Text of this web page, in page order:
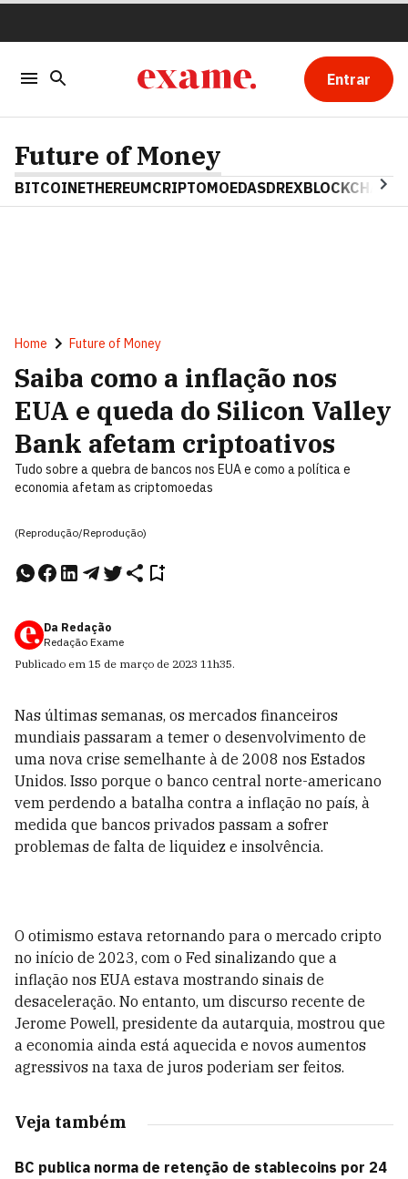
Entrar
Future of Money
BITCOINETHEREUMCRIPTOMOEDASDREXBLOCKCHAIN
Home Future of Money
Saiba como a inflação nos
EUA e queda do Silicon Valley
Bank afetam criptoativos
Tudo sobre a quebra de bancos nos EUA e como a política e
economia afetam as criptomoedas
(Reprodução/Reprodução)
Da Redação
Redação Exame
Publicado em 15 de março de 2023 11h35.
Nas últimas semanas, os mercados financeiros
mundiais passaram a temer o desenvolvimento de
uma nova crise semelhante à de 2008 nos Estados
Unidos. Isso porque o banco central norte-americano
vem perdendo a batalha contra a inflação no país, à
medida que bancos privados passam a sofrer
problemas de falta de liquidez e insolvência.
O otimismo estava retornando para o mercado cripto
no início de 2023, com o Fed sinalizando que a
inflação nos EUA estava mostrando sinais de
desaceleração. No entanto, um discurso recente de
Jerome Powell, presidente da autarquia, mostrou que
a economia ainda está aquecida e novos aumentos
agressivos na taxa de juros poderiam ser feitos.
Veja também
BC publica norma de retenção de stablecoins por 24